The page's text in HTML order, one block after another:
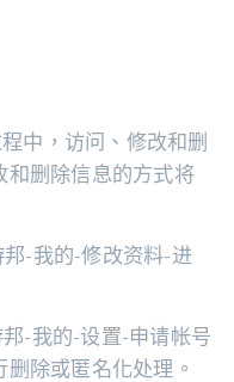
中，访问、修改和删
和删除信息的方式将
-我的-修改资料-进
-我的-设置-申请帐号
除或匿名化处理。